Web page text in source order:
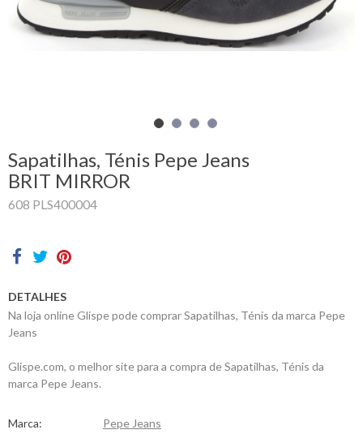
Homem
Marcas
Facebook
Sobre
Sapatilhas, Ténis Pepe Jeans
BRIT MIRROR
608 PLS400004
DETALHES
Na loja online Glispe pode comprar Sapatilhas, Ténis da marca Pepe
Jeans
Glispe.com, o melhor site para a compra de Sapatilhas, Ténis da
marca Pepe Jeans.
Marca: Pepe Jeans